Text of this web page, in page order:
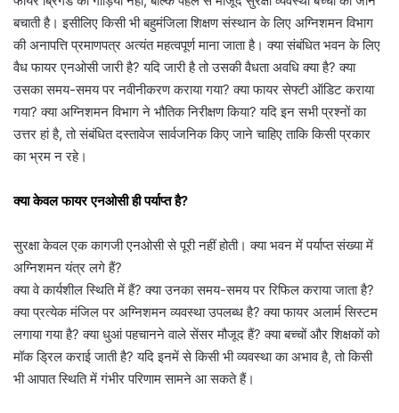
बचाती है। इसीलिए किसी भी बहुमंजिला शिक्षण संस्थान के लिए अग्निशमन विभाग
की अनापत्ति प्रमाणपत्र अत्यंत महत्वपूर्ण माना जाता है। क्या संबंधित भवन के लिए
वैध फायर एनओसी जारी है? यदि जारी है तो उसकी वैधता अवधि क्या है? क्या
उसका समय-समय पर नवीनीकरण कराया गया? क्या फायर सेफ्टी ऑडिट कराया
गया? क्या अग्निशमन विभाग ने भौतिक निरीक्षण किया? यदि इन सभी प्रश्नों का
उत्तर हां है, तो संबंधित दस्तावेज सार्वजनिक किए जाने चाहिए ताकि किसी प्रकार
का भ्रम न रहे।
क्या केवल फायर एनओसी ही पर्याप्त है?
सुरक्षा केवल एक कागजी एनओसी से पूरी नहीं होती। क्या भवन में पर्याप्त संख्या में
अग्निशमन यंत्र लगे हैं?
क्या वे कार्यशील स्थिति में हैं? क्या उनका समय-समय पर रिफिल कराया जाता है?
क्या प्रत्येक मंजिल पर अग्निशमन व्यवस्था उपलब्ध है? क्या फायर अलार्म सिस्टम
लगाया गया है? क्या धुआं पहचानने वाले सेंसर मौजूद हैं? क्या बच्चों और शिक्षकों को
मॉक ड्रिल कराई जाती है? यदि इनमें से किसी भी व्यवस्था का अभाव है, तो किसी
भी आपात स्थिति में गंभीर परिणाम सामने आ सकते हैं।